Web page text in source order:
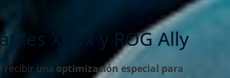
Xbox y ROG Ally
recibir una optimización especial para